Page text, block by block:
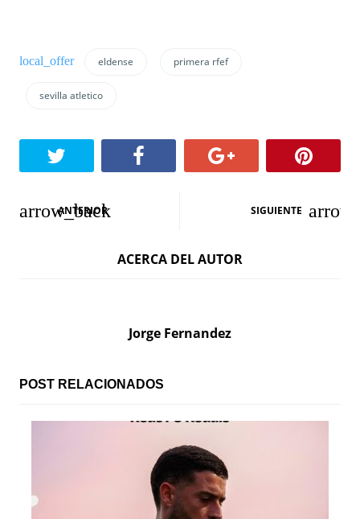
eldense primera rfef
sevilla atletico
N
c
d
ANTERIOR SIGUIENTE
ACERCA DEL AUTOR
Jorge Fernandez
POST RELACIONADOS